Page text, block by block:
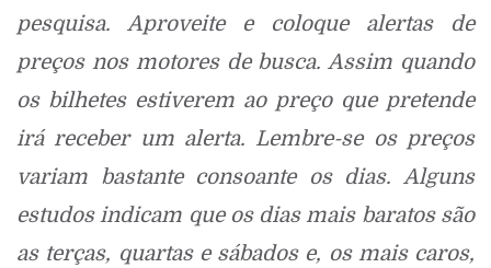
pesquisa. Aproveite e coloque alertas de
preços nos motores de busca. Assim quando
os bilhetes estiverem ao preço que pretende
irá receber um alerta. Lembre-se os preços
variam bastante consoante os dias. Alguns
estudos indicam que os dias mais baratos são
as terças, quartas e sábados e, os mais caros,